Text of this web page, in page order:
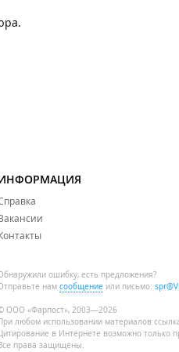
ошибку, есть предложения?
нам сообщение или письмо:
ООО «Фарпост», 2003—2026
При любом использовании материалов
Цитирование в Интернете возможно только
Все права защищены.